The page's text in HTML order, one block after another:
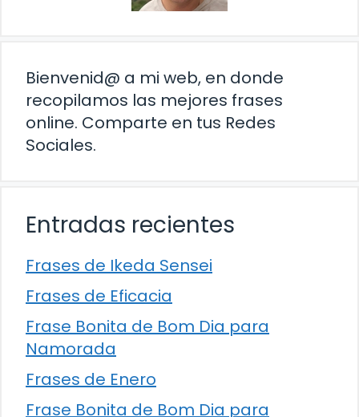
Bienvenid@ a mi web, en donde
recopilamos las mejores frases
online. Comparte en tus Redes
Sociales.
Entradas recientes
Frases de Ikeda Sensei
Frases de Eficacia
Frase Bonita de Bom Dia para
Namorada
Frases de Enero
Frase Bonita de Bom Dia para